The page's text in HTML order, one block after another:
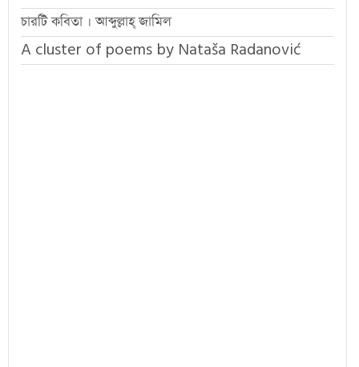
চারটি কবিতা । আব্দুল্লাহ্ জামিল
A cluster of poems by Nataša Radanović